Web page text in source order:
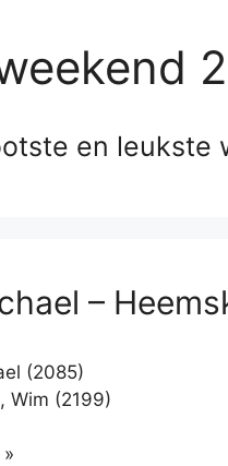
en leukste
–
(2085)
Wim (2199)